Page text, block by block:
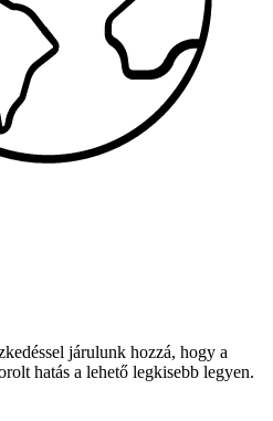
járulunk hozzá, hogy a
hatás a lehető legkisebb legyen.